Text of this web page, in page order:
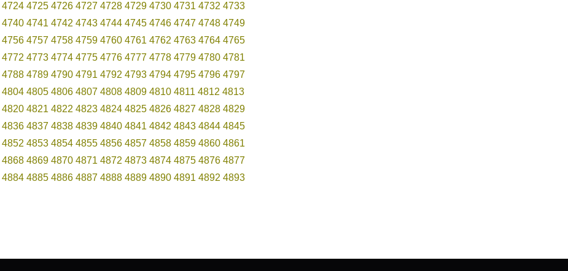
4724 4725 4726 4727 4728 4729 4730 4731 4732 4733
4740 4741 4742 4743 4744 4745 4746 4747 4748 4749
4756 4757 4758 4759 4760 4761 4762 4763 4764 4765
4772 4773 4774 4775 4776 4777 4778 4779 4780 4781
4788 4789 4790 4791 4792 4793 4794 4795 4796 4797
4804 4805 4806 4807 4808 4809 4810 4811 4812 4813
4820 4821 4822 4823 4824 4825 4826 4827 4828 4829
4836 4837 4838 4839 4840 4841 4842 4843 4844 4845
4852 4853 4854 4855 4856 4857 4858 4859 4860 4861
4868 4869 4870 4871 4872 4873 4874 4875 4876 4877
4884 4885 4886 4887 4888 4889 4890 4891 4892 4893